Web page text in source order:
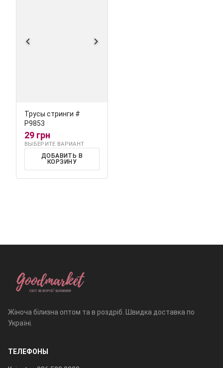
Трусы стринги #
Р9853
29 грн
ВЫБЕРИТЕ ВАРИАНТ
ДОБАВИТЬ В
КОРЗИНУ
Жіноча білизна оптом та в роздріб. Швидка доставка по
Україні.
ТЕЛЕФОНЫ